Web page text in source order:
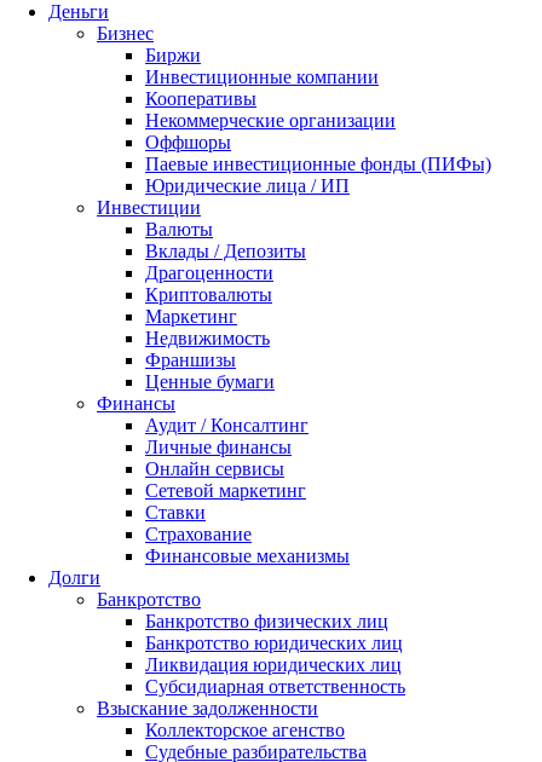
Деньги
Бизнес
Биржи
Инвестиционные компании
Кооперативы
Некоммерческие организации
Оффшоры
Паевые инвестиционные фонды (ПИФы)
Юридические лица / ИП
Инвестиции
Валюты
Вклады / Депозиты
Драгоценности
Криптовалюты
Маркетинг
Недвижимость
Франшизы
Ценные бумаги
Финансы
Аудит / Консалтинг
Личные финансы
Онлайн сервисы
Сетевой маркетинг
Ставки
Страхование
Финансовые механизмы
Долги
Банкротство
Банкротство физических лиц
Банкротство юридических лиц
Ликвидация юридических лиц
Субсидиарная ответственность
Взыскание задолженности
Коллекторское агенство
Судебные разбирательства